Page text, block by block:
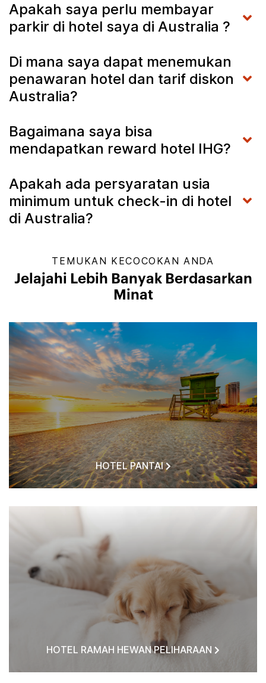
Apakah saya perlu membayar
parkir di hotel saya di Australia ?
Di mana saya dapat menemukan
penawaran hotel dan tarif diskon
Australia?
Bagaimana saya bisa
mendapatkan reward hotel IHG?
Apakah ada persyaratan usia
minimum untuk check-in di hotel
di Australia?
TEMUKAN KECOCOKAN ANDA
Jelajahi Lebih Banyak Berdasarkan
Minat
HOTEL PANTAI
HOTEL RAMAH HEWAN PELIHARAAN